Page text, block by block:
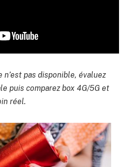
pas disponible, évaluez
puis comparez box 4G/5G et
réel.